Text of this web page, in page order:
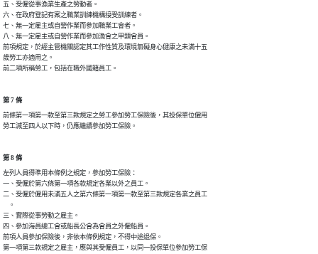
五、受僱從事漁業生產之勞動者。
六、在政府登記有案之職業訓練機構接受訓練者。
七、無一定雇主或自營作業而參加職業工會者。
八、無一定雇主或自營作業而參加漁會之甲類會員。
前項規定，於經主管機關認定其工作性質及環境無礙身心健康之未滿十五
歲勞工亦適用之。
前二項所稱勞工，包括在職外國籍員工。
第 7 條
前條第一項第一款至第三款規定之勞工參加勞工保險後，其投保單位僱用
第 8 條
左列人員得準用本條例之規定，參加勞工保險：
一、受僱於第六條第一項各款規定各業以外之員工。
二、受僱於僱用未滿五人之第六條第一項第一款至第三款規定各業之員工
    。
三、實際從事勞動之雇主。
四、參加海員總工會或船長公會為會員之外僱船員。
前項人員參加保險後，非依本條例規定，不得中途退保。
第一項第三款規定之雇主，應與其受僱員工，以同一投保單位參加勞工保